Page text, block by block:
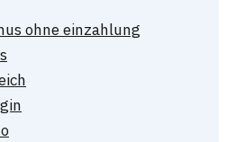
ohne einzahlung